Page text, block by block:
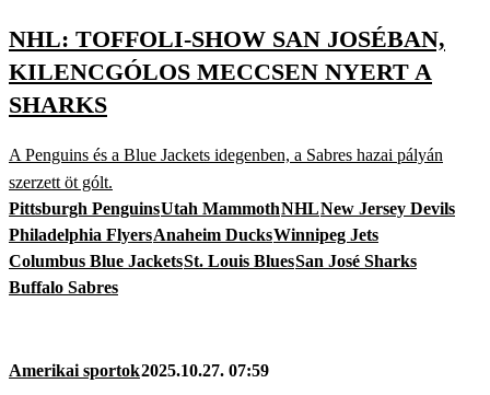
NHL: TOFFOLI-SHOW SAN JOSÉBAN,
KILENCGÓLOS MECCSEN NYERT A
SHARKS
A Penguins és a Blue Jackets idegenben, a Sabres hazai pályán
szerzett öt gólt.
Pittsburgh PenguinsUtah MammothNHLNew Jersey Devils
Philadelphia FlyersAnaheim DucksWinnipeg Jets
Columbus Blue JacketsSt. Louis BluesSan José Sharks
Buffalo Sabres
Amerikai sportok2025.10.27. 07:59